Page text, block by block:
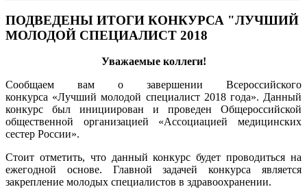
ПОДВЕДЕНЫ ИТОГИ КОНКУРСА "ЛУЧШИЙ
МОЛОДОЙ СПЕЦИАЛИСТ 2018
Уважаемые коллеги!
Сообщаем вам о завершении Всероссийского
конкурса «Лучший молодой специалист 2018 года». Данный
конкурс был инициирован и проведен Общероссийской
общественной организацией «Ассоциацией медицинских
сестер России».
Стоит отметить, что данный конкурс будет проводиться на
ежегодной основе. Главной задачей конкурса является
закрепление молодых специалистов в здравоохранении.